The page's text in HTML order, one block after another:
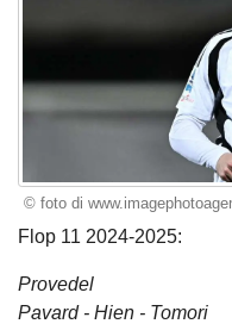
© foto di
Flop 11 2024-2025:
Provedel
Pavard - Hien - Tomori